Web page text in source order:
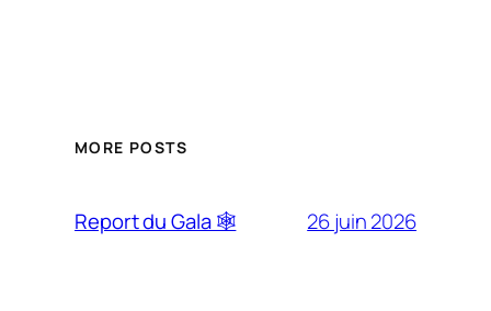
MORE POSTS
Report du Gala 🕸 26 juin 2026